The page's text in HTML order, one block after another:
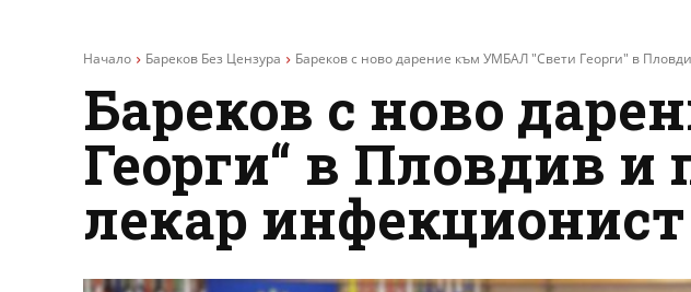
Начало Бареков Без Цензура Бареков с ново дарение към УМБАЛ "Свети Георги" в
Бареков с ново
Георги“ в Пловдив
лекар